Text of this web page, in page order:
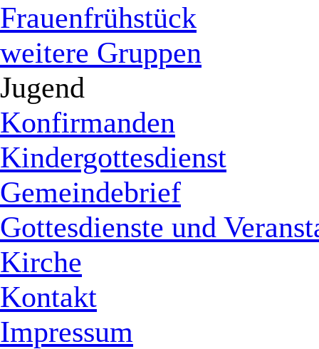
Frauenfrühstück
weitere Gruppen
Jugend
Konfirmanden
Kindergottesdienst
Gemeindebrief
Gottesdienste und
Kirche
Kontakt
Impressum